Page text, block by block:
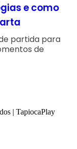
e como
partida para
de
| TapiocaPlay